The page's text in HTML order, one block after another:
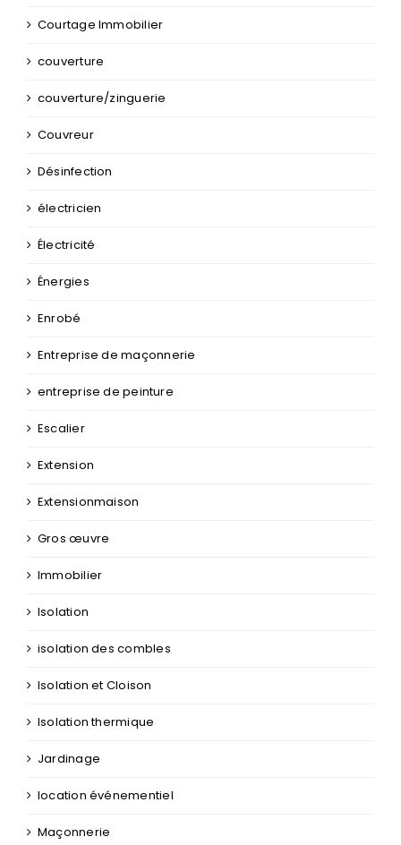
Courtage Immobilier
couverture
couverture/zinguerie
Couvreur
Désinfection
électricien
Électricité
Énergies
Enrobé
Entreprise de maçonnerie
entreprise de peinture
Escalier
Extension
Extensionmaison
Gros œuvre
Immobilier
Isolation
isolation des combles
Isolation et Cloison
Isolation thermique
Jardinage
location événementiel
Maçonnerie